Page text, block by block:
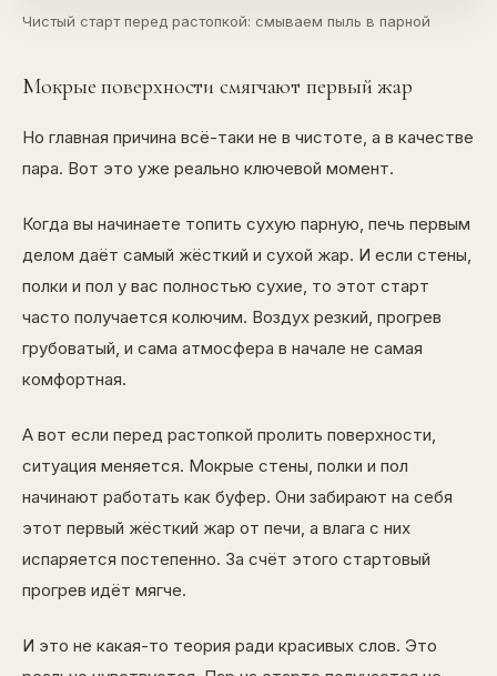
Чистый старт перед растопкой: смываем пыль в парной
Мокрые поверхности смягчают первый жар
Но главная причина всё-таки не в чистоте, а в качестве
пара. Вот это уже реально ключевой момент.
Когда вы начинаете топить сухую парную, печь первым
делом даёт самый жёсткий и сухой жар. И если стены,
полки и пол у вас полностью сухие, то этот старт
часто получается колючим. Воздух резкий, прогрев
грубоватый, и сама атмосфера в начале не самая
комфортная.
А вот если перед растопкой пролить поверхности,
ситуация меняется. Мокрые стены, полки и пол
начинают работать как буфер. Они забирают на себя
этот первый жёсткий жар от печи, а влага с них
испаряется постепенно. За счёт этого стартовый
прогрев идёт мягче.
И это не какая-то теория ради красивых слов. Это